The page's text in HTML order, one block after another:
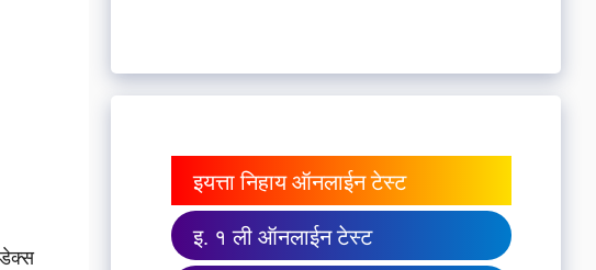
इयत्ता निहाय ऑनलाईन टेस्ट
इ. १ ली ऑनलाईन टेस्ट